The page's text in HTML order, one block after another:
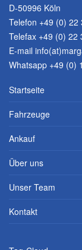
D-50996 Köln
Telefon +49 (0) 22
Telefax +49 (0) 22
E-mail
Whatsapp +49 (0)
Startseite
Fahrzeuge
Ankauf
Über uns
Unser Team
Kontakt